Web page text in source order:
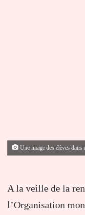
Une image des élèves
A la veille de la
l’Organisation